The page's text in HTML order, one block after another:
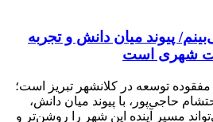
پیوند میان دانش و تجربه
شهری است
توسعه در کلانشهر تبریز است؛
حاجی‌پور، با پیوند میان دانش،
مسیر آینده این شهر را روشن‌تر و